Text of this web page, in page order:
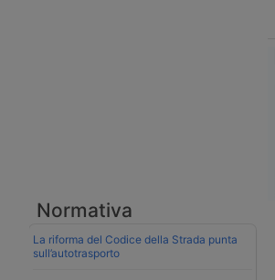
Normativa
La riforma del Codice della Strada punta
sull’autotrasporto